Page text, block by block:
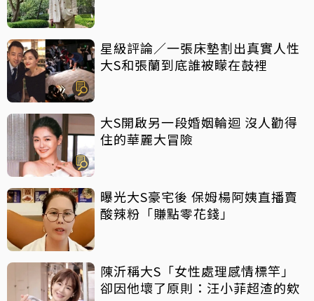
星級評論／一張床墊割出真實人性
大S和張蘭到底誰被矇在鼓裡
大S開啟另一段婚姻輪迴 沒人勸得
住的華麗大冒險
曝光大S豪宅後 保姆楊阿姨直播賣
酸辣粉「賺點零花錢」
陳沂稱大S「女性處理感情標竿」
卻因他壞了原則：汪小菲超渣的欸